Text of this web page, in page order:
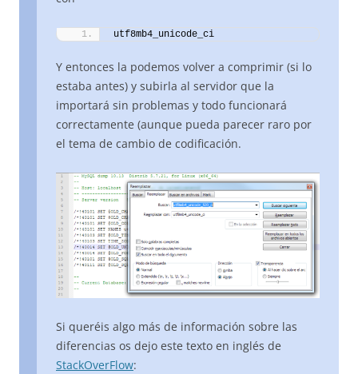
utf8mb4_unicode_ci
Y entonces la podemos volver a comprimir (si lo
estaba antes) y subirla al servidor que la
importará sin problemas y todo funcionará
correctamente (aunque pueda parecer raro por
el tema de cambio de codificación.
Si queréis algo más de información sobre las
diferencias os dejo este texto en inglés de
StackOverFlow: